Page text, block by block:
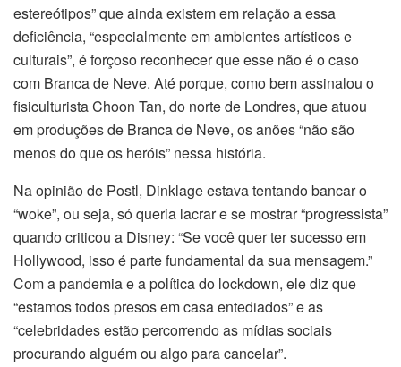
estereótipos” que ainda existem em relação a essa
deficiência, “especialmente em ambientes artísticos e
culturais”, é forçoso reconhecer que esse não é o caso
com Branca de Neve. Até porque, como bem assinalou o
fisiculturista Choon Tan, do norte de Londres, que atuou
em produções de Branca de Neve, os anões “não são
menos do que os heróis” nessa história.
Na opinião de Postl, Dinklage estava tentando bancar o
“woke”, ou seja, só queria lacrar e se mostrar “progressista”
quando criticou a Disney: “Se você quer ter sucesso em
Hollywood, isso é parte fundamental da sua mensagem.”
Com a pandemia e a política do lockdown, ele diz que
“estamos todos presos em casa entediados” e as
“celebridades estão percorrendo as mídias sociais
procurando alguém ou algo para cancelar”.